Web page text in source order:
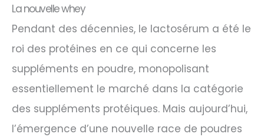
La nouvelle whey
Pendant des décennies, le lactosérum a été le
roi des protéines en ce qui concerne les
suppléments en poudre, monopolisant
essentiellement le marché dans la catégorie
des suppléments protéiques. Mais aujourd’hui,
l’émergence d’une nouvelle race de poudres